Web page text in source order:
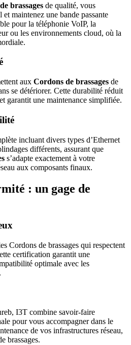
brassages de qualité, vous
maintenez une bande passante
pour la téléphonie VoIP, la
ou les environnements cloud, où la
aux Cordons de brassages de
se détériorer. Cette durabilité réduit
garantit une maintenance simplifiée.
incluant divers types d’Ethernet
différents, assurant que
s’adapte exactement à votre
aux composants finaux.
: un gage de
Cordons de brassages qui respectent
certification garantit une
optimale avec les
I3T combine savoir-faire
pour vous accompagner dans le
de vos infrastructures réseau,
brassages.